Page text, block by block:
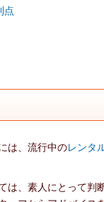
点
は、流行中のレンタ
、素人にとって判